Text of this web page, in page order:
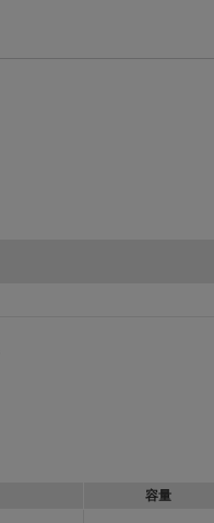
容量